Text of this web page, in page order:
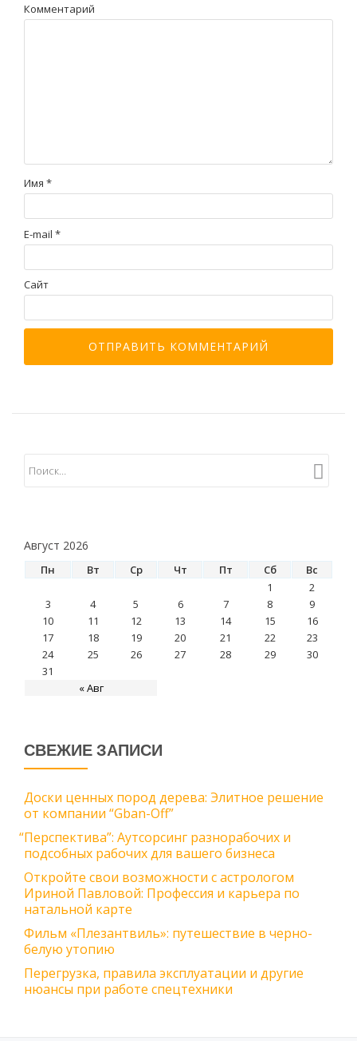
Комментарий
Имя *
E-mail *
Сайт
Август 2026
Пн Вт Ср Чт Пт Сб Вс
« Авг
1
2
3
4 5 6 7 8
9
10
11 12 13 14 15
16
17
18 19 20 21 22
23
24
25 26 27 28 29
30
31
СВЕЖИЕ ЗАПИСИ
Доски ценных пород дерева: Элитное решение
от компании “Gban-Off”
“Перспектива”: Аутсорсинг разнорабочих и
подсобных рабочих для вашего бизнеса
Откройте свои возможности с астрологом
Ириной Павловой: Профессия и карьера по
натальной карте
Фильм «Плезантвиль»: путешествие в черно-
белую утопию
Перегрузка, правила эксплуатации и другие
нюансы при работе спецтехники